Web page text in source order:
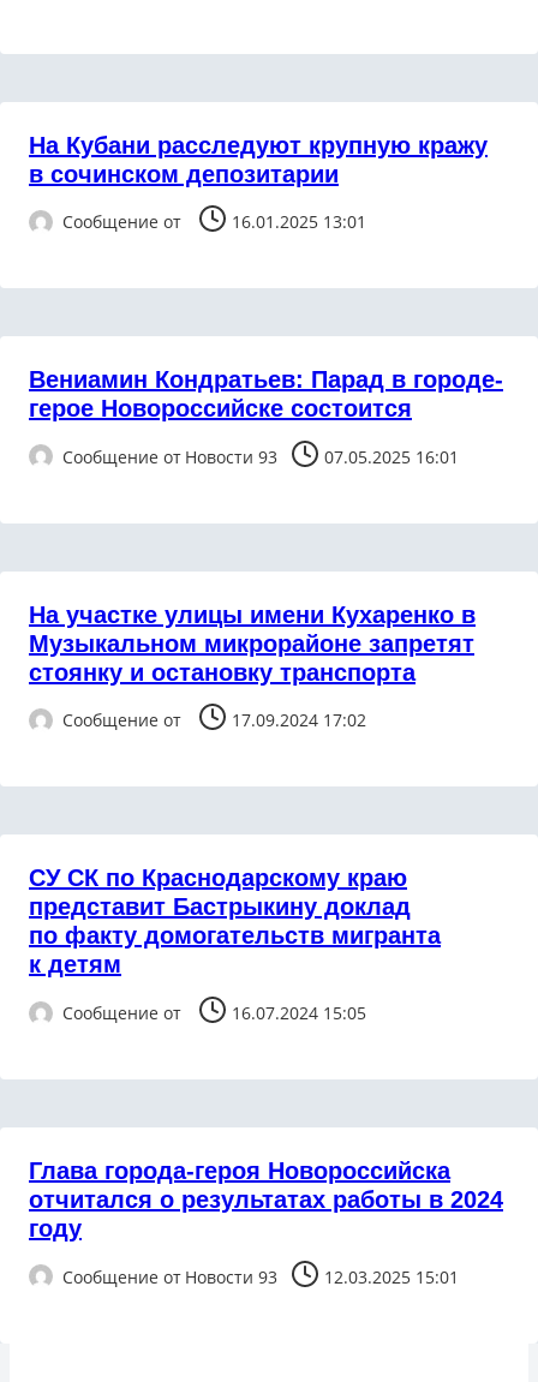
На Кубани расследуют крупную кражу
в сочинском депозитарии
Сообщение от 16.01.2025 13:01
Вениамин Кондратьев: Парад в городе-
герое Новороссийске состоится
Сообщение от Новости 93 07.05.2025 16:01
На участке улицы имени Кухаренко в
Музыкальном микрорайоне запретят
стоянку и остановку транспорта
Сообщение от 17.09.2024 17:02
СУ СК по Краснодарскому краю
представит Бастрыкину доклад
по факту домогательств мигранта
к детям
Сообщение от 16.07.2024 15:05
Глава города-героя Новороссийска
отчитался о результатах работы в 2024
году
Сообщение от Новости 93 12.03.2025 15:01